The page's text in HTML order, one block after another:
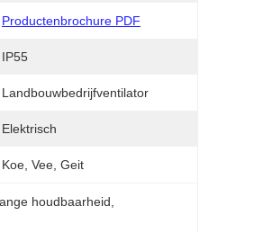
Productenbrochure PDF
IP55
Landbouwbedrijfventilator
Elektrisch
Koe, Vee, Geit
houdbaarheid